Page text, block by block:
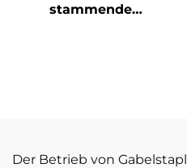
stammende
Der Betrieb von